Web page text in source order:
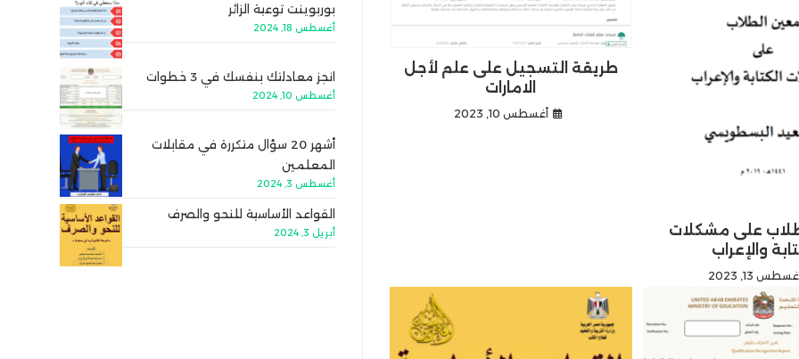
طريقة التسجيل على علم لأجل
الامارات
أغسطس 10, 2023
على مشكلات
والإعراب
13, 2023
بوربوينت توعية الزائر
أغسطس 18, 2024
انجز معادلتك بنفسك في 3 خطوات
أغسطس 10, 2024
أشهر 20 سؤال متكررة في مقابلات
المعلمين
أغسطس 3, 2024
القواعد الأساسية للنحو والصرف
أبريل 3, 2024